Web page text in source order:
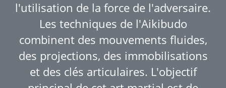
l'utilisation de la force de l'adversaire.
Les techniques de l'Aikibudo
combinent des mouvements fluides,
des projections, des immobilisations
et des clés articulaires. L'objectif